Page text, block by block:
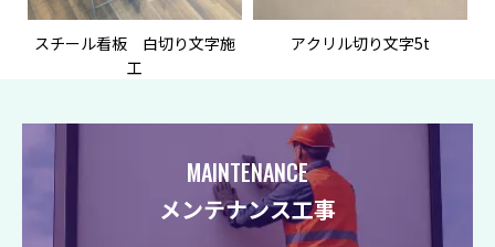
スチール看板 白切り文字施
工
アクリル切り文字5t
MAINTENANCE
メンテナンス工事